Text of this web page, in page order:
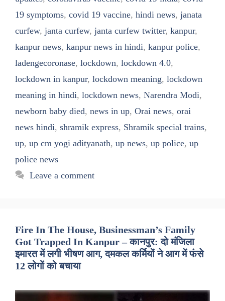
19 symptoms, covid 19 vaccine, hindi news, janata
curfew, janta curfew, janta curfew twitter, kanpur,
kanpur news, kanpur news in hindi, kanpur police,
ladengecoronase, lockdown, lockdown 4.0,
lockdown in kanpur, lockdown meaning, lockdown
meaning in hindi, lockdown news, Narendra Modi,
newborn baby died, news in up, Orai news, orai
news hindi, shramik express, Shramik special trains,
up, up cm yogi adityanath, up news, up police, up
police news
Leave a comment
Fire In The House, Businessman’s Family
Got Trapped In Kanpur – कानपुर: दो मंजिला
इमारत में लगी भीषण आग, दमकल कर्मियों ने आग में फंसे
12 लोगों को बचाया